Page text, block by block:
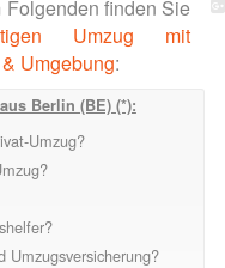
Folgenden finden Sie
Umzug mit
Umgebung:
aus Berlin (BE) (*):
Umzug?
Umzugsversicherung?